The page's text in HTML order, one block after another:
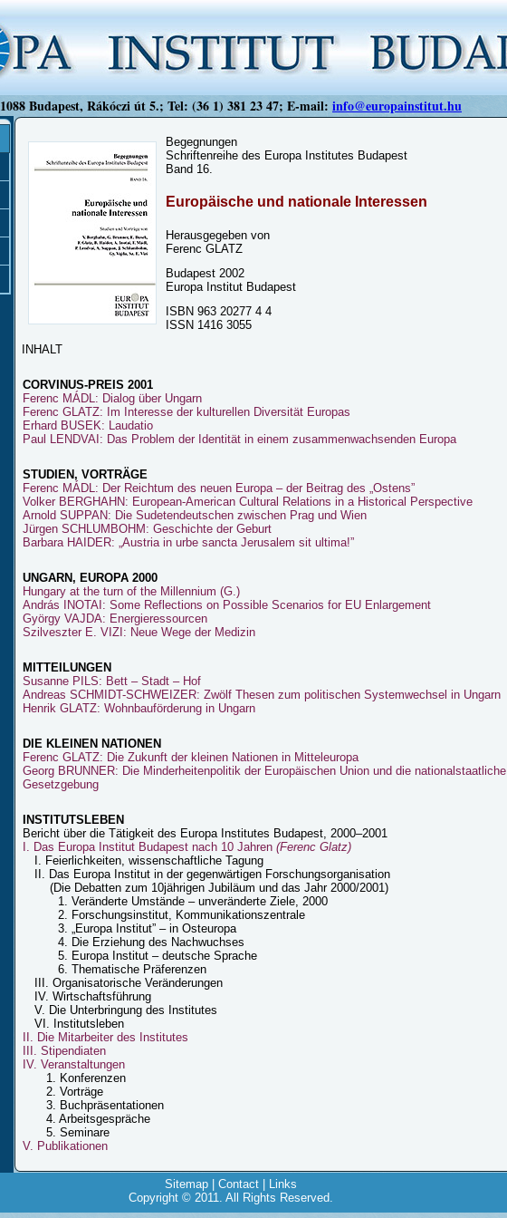
1088 Budapest, Rákóczi út 5.; Tel: (36 1) 381 23 47; E-mail: info@europainstitut.hu
Begegnungen
Schriftenreihe des Europa Institutes Budapest
Band 16.
Europäische und nationale Interessen
Herausgegeben von
Ferenc GLATZ
Budapest 2002
Europa Institut Budapest
ISBN 963 20277 4 4
ISSN 1416 3055
INHALT
CORVINUS-PREIS 2001
Ferenc MÁDL: Dialog über Ungarn
Ferenc GLATZ: Im Interesse der kulturellen Diversität Europas
Erhard BUSEK: Laudatio
Paul LENDVAI: Das Problem der Identität in einem zusammenwachsenden Europa
STUDIEN, VORTRÄGE
Ferenc MÁDL: Der Reichtum des neuen Europa – der Beitrag des „Ostens”
Volker BERGHAHN: European-American Cultural Relations in a Historical Perspective
Arnold SUPPAN: Die Sudetendeutschen zwischen Prag und Wien
Jürgen SCHLUMBOHM: Geschichte der Geburt
Barbara HAIDER: „Austria in urbe sancta Jerusalem sit ultima!”
UNGARN, EUROPA 2000
Hungary at the turn of the Millennium (G.)
András INOTAI: Some Reflections on Possible Scenarios for EU Enlargement
György VAJDA: Energieressourcen
Szilveszter E. VIZI: Neue Wege der Medizin
MITTEILUNGEN
Susanne PILS: Bett – Stadt – Hof
Andreas SCHMIDT-SCHWEIZER: Zwölf Thesen zum politischen Systemwechsel in Ungarn
Henrik GLATZ: Wohnbauförderung in Ungarn
DIE KLEINEN NATIONEN
Ferenc GLATZ: Die Zukunft der kleinen Nationen in Mitteleuropa
Georg BRUNNER: Die Minderheitenpolitik der Europäischen Union und die nationalstaatliche
Gesetzgebung
INSTITUTSLEBEN
Bericht über die Tätigkeit des Europa Institutes Budapest, 2000–2001
I. Das Europa Institut Budapest nach 10 Jahren (Ferenc Glatz)
I. Feierlichkeiten, wissenschaftliche Tagung
II. Das Europa Institut in der gegenwärtigen Forschungsorganisation
(Die Debatten zum 10jährigen Jubiläum und das Jahr 2000/2001)
1. Veränderte Umstände – unveränderte Ziele, 2000
2. Forschungsinstitut, Kommunikationszentrale
3. „Europa Institut” – in Osteuropa
4. Die Erziehung des Nachwuchses
5. Europa Institut – deutsche Sprache
6. Thematische Präferenzen
III. Organisatorische Veränderungen
IV. Wirtschaftsführung
V. Die Unterbringung des Institutes
VI. Institutsleben
II. Die Mitarbeiter des Institutes
III. Stipendiaten
IV. Veranstaltungen
1. Konferenzen
2. Vorträge
3. Buchpräsentationen
4. Arbeitsgespräche
5. Seminare
V. Publikationen
Sitemap Contact
Links
Copyright © 2011. All Rights Reserved.